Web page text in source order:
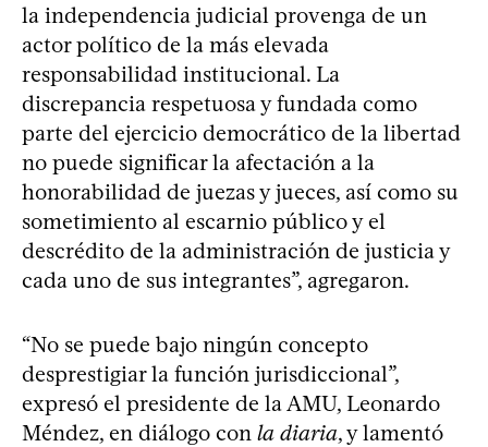
la independencia judicial provenga de un
actor político de la más elevada
responsabilidad institucional. La
discrepancia respetuosa y fundada como
parte del ejercicio democrático de la libertad
no puede significar la afectación a la
honorabilidad de juezas y jueces, así como su
sometimiento al escarnio público y el
descrédito de la administración de justicia y
cada uno de sus integrantes”, agregaron.
“No se puede bajo ningún concepto
desprestigiar la función jurisdiccional”,
expresó el presidente de la AMU, Leonardo
Méndez, en diálogo con la diaria, y lamentó